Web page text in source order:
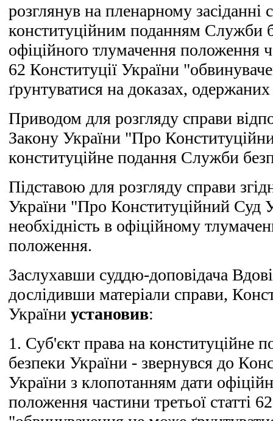
розглянув на пленарному засіданні
конституційним поданням Служби
офіційного тлумачення положення
62 Конституції України
ґрунтуватися на доказах,
Приводом для розгляду справи
Закону України "Про
конституційне подання Служби
Підставою для розгляду справи
України "Про Конституційний Суд
необхідність в офіційному
положення.
Заслухавши суддю-доповідача
дослідивши матеріали справи,
України установив:
1. Суб'єкт права на конституційне
безпеки України - звернувся до
України з клопотанням дати
положення частини третьої статті